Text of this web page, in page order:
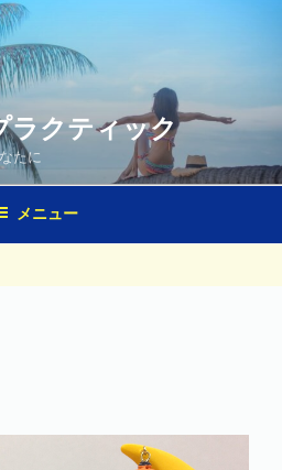
ラクティック
たに
メニュー